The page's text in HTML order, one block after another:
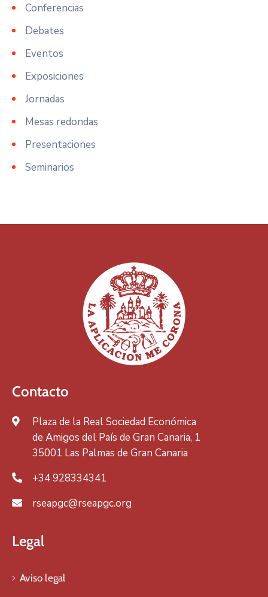
Conferencias
Debates
Eventos
Exposiciones
Jornadas
Mesas redondas
Presentaciones
Seminarios
Contacto
Plaza de la Real Sociedad Económica
de Amigos del País de Gran Canaria, 1
35001 Las Palmas de Gran Canaria
+34 928334341
rseapgc@rseapgc.org
Legal
Aviso legal